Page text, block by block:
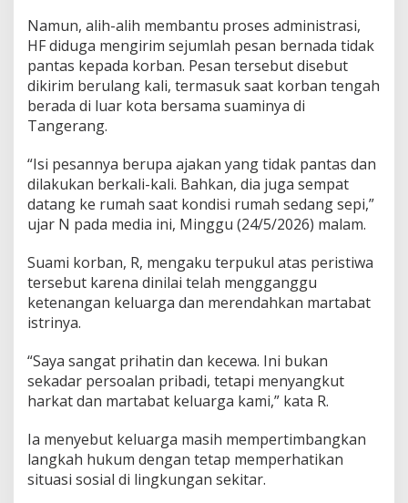
k
o
h
M
a
s
a
k
a
d
B
o
g
i
l
a
r
k
a
Namun, alih-alih membantu proses administrasi,
HF diduga mengirim sejumlah pesan bernada tidak
pantas kepada korban. Pesan tersebut disebut
dikirim berulang kali, termasuk saat korban tengah
berada di luar kota bersama suaminya di
Tangerang.
“Isi pesannya berupa ajakan yang tidak pantas dan
dilakukan berkali-kali. Bahkan, dia juga sempat
datang ke rumah saat kondisi rumah sedang sepi,”
ujar N pada media ini, Minggu (24/5/2026) malam.
Suami korban, R, mengaku terpukul atas peristiwa
tersebut karena dinilai telah mengganggu
ketenangan keluarga dan merendahkan martabat
istrinya.
“Saya sangat prihatin dan kecewa. Ini bukan
sekadar persoalan pribadi, tetapi menyangkut
harkat dan martabat keluarga kami,” kata R.
Ia menyebut keluarga masih mempertimbangkan
langkah hukum dengan tetap memperhatikan
situasi sosial di lingkungan sekitar.